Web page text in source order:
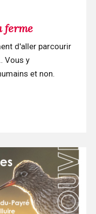
ferme
d'aller parcourir
Vous y
et non.